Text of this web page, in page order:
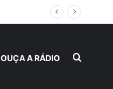
OUÇA A RÁDIO